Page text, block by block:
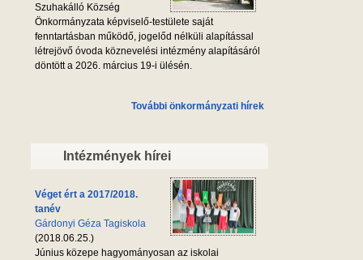
Szuhakálló Község
Önkormányzata képviselő-testülete saját
fenntartásban működő, jogelőd nélküli alapítással
létrejövő óvoda köznevelési intézmény alapításáról
döntött a 2026. március 19-i ülésén.
További önkormányzati hírek
Intézmények hírei
Véget ért a 2017/2018.
tanév
Gárdonyi Géza Tagiskola
(2018.06.25.)
Június közepe hagyományosan az iskolai